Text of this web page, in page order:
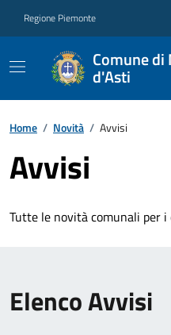
Regione Piemonte
Comune
d'Asti
Home / Novità / Avvisi
Avvisi
Tutte le novità comunali per
Elenco Avvisi